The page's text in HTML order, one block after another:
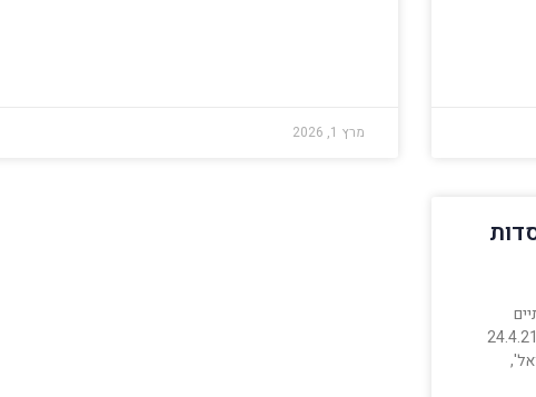
מרץ 1, 2026
במוסדות התכנון ערב העיון התקיים ביום חמישי ה- 24.4.21